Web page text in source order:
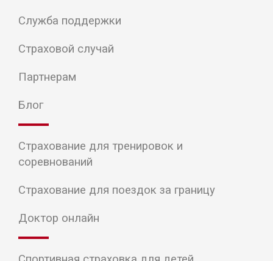
Служба поддержки
Страховой случай
Партнерам
Блог
Страхование для тренировок и
соревнований
Страхование для поездок за границу
Доктор онлайн